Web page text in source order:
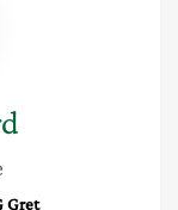
Gret